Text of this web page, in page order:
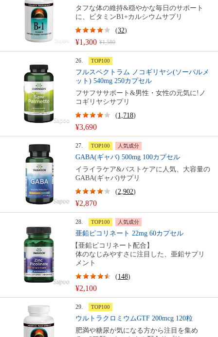
タフな体の維持&穏やかな毎日のサポート
に、ビタミンB1+カルシウムサプリ
¥1,300 ¥1,580
(32)
26. TOP100
フルスペクトラム ノコギリヤシ(ソーパルメ
ット) 540mg 250カプセル
フサフササポート&男性・女性の元気に!ノ
コギリヤシサプリ
¥3,690
(1,718)
27. TOP100 人気成分
GABA(ギャバ) 500mg 100カプセル
イライラケア&バストケアに人気、大容量の
GABA(ギャバ)サプリ
¥2,870
(2,902)
28. TOP100 人気成分
亜鉛ピコリネート 22mg 60カプセル
【亜鉛ピコリネート配合】
体のなじみやすさに注目した、亜鉛サプリ
メント
¥2,100
(148)
29. TOP100
ウルトラクロミウムGTF 200mcg 120粒
肥満や糖尿が気になる方から注目を集め